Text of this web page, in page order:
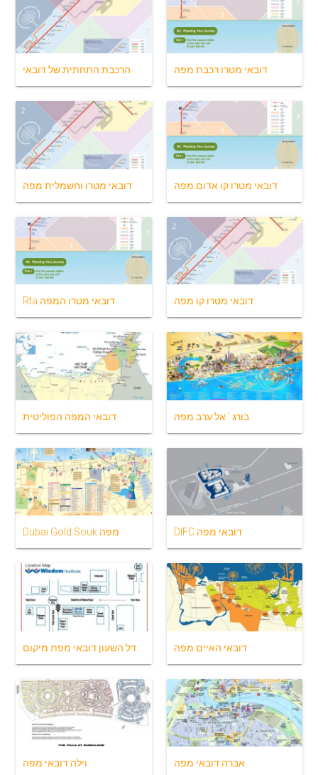
דובאי מטרו רכבת מפה
דובאי מטרו וחשמלית מפה דובאי מטרו קו אדום מפה
Rta דובאי מטרו המפה דובאי מטרו קו מפה
דובאי המפה הפוליטית בורג ' אל ערב מפה
Dubai Gold Souk מפה DIFC דובאי מפה
דובאי האיים מפה
וילה דובאי מפה אברה דובאי מפה